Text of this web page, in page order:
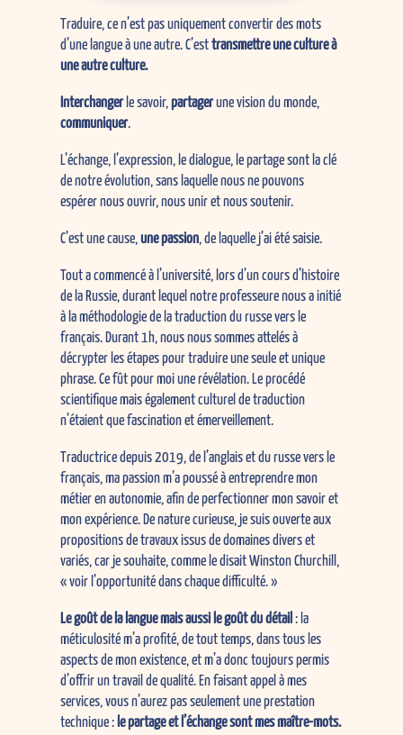
Traduire, ce n’est pas uniquement convertir des mots
d’une langue à une autre. C’esttransmettre une culture à
une autre culture.
Interchangerle savoir,partagerune vision du monde,
communiquer.
L’échange, l’expression, le dialogue, le partage sont la clé
de notre évolution, sans laquelle nous ne pouvons
espérer nous ouvrir, nous unir et nous soutenir.
C’est une cause,une passion, de laquelle j’ai été saisie.
Tout a commencé à l’université, lors d’un cours d’histoire
de la Russie, durant lequel notre professeure nous a initié
à la méthodologie de la traduction du russe vers le
français. Durant 1h, nous nous sommes attelés à
décrypter les étapes pour traduire une seule et unique
phrase. Ce fût pour moi une révélation. Le procédé
scientifique mais également culturel de traduction
n’étaient que fascination et émerveillement.
Traductrice depuis 2019, de l’anglais et du russe vers le
français, ma passion m’a poussé à entreprendre mon
métier en autonomie, afin de perfectionner mon savoir et
mon expérience. De nature curieuse, je suis ouverte aux
propositions de travaux issus de domaines divers et
variés, car je souhaite, comme le disait Winston Churchill,
« voir l’opportunité dans chaque difficulté. »
Le goût de la langue mais aussi le goût du détail: la
méticulosité m’a profité, de tout temps, dans tous les
aspects de mon existence, et m’a donc toujours permis
d’offrir un travail de qualité. En faisant appel à mes
services, vous n’aurez pas seulement une prestation
technique : le partage et l’échange sont mes maître-mots.